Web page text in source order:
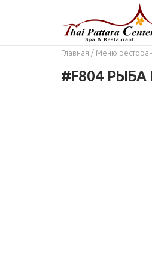
Главная / Меню
#F804